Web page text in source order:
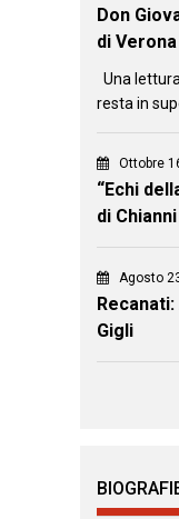
Don
di Verona
Una
resta in
Ottobre
“Echi
di
Agosto
Gigli